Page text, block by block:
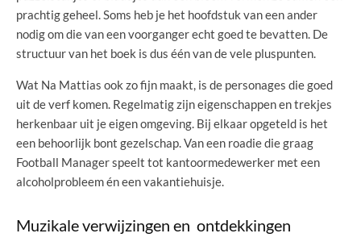
prachtig geheel. Soms heb je het hoofdstuk van een ander
nodig om die van een voorganger echt goed te bevatten. De
structuur van het boek is dus één van de vele pluspunten.
Wat Na Mattias ook zo fijn maakt, is de personages die goed
uit de verf komen. Regelmatig zijn eigenschappen en trekjes
herkenbaar uit je eigen omgeving. Bij elkaar opgeteld is het
een behoorlijk bont gezelschap. Van een roadie die graag
Football Manager speelt tot kantoormedewerker met een
alcoholprobleem én een vakantiehuisje.
Muzikale verwijzingen en ontdekkingen